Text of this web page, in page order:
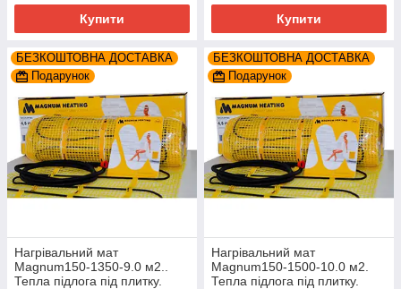
Купити Купити
БЕЗКОШТОВНА ДОСТАВКА
Подарунок
Нагрівальний мат
Magnum150-1350-9.0 м2..
Тепла підлога під плитку.
БЕЗКОШТОВНА ДОСТАВКА
Подарунок
Нагрівальний мат
Magnum150-1500-10.0 м2.
Тепла підлога під плитку.